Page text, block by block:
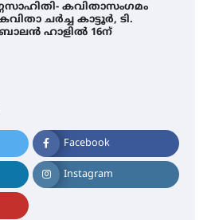
കവിതാസംഗമം
കവിതാ ചർച്ച കാട്ടൂർ, ടി.
ഹാളിൽ 16ന്
Facebook
Instagram